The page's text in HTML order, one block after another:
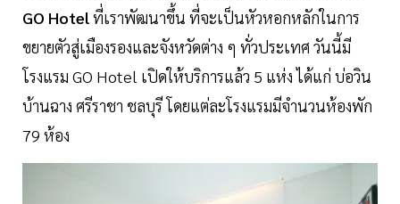
GO Hotelที่เราพัฒนาขึ้น ที่จะเป็นหัวหอกหลักในการ
ขยายตัวสู่เมืองรองและจังหวัดต่าง ๆ ทั่วประเทศ วันนี้มี
โรงแรม GO Hotel เปิดให้บริการแล้ว 5 แห่ง ได้แก่ บ่อวิน
บ้านฉาง ศรีราชา ชลบุรี โดยแต่ละโรงแรมมีจำนวนห้องพัก
79 ห้อง